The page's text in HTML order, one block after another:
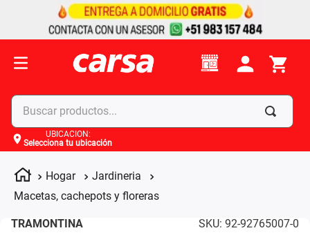
Buscar productos...
UBICACIÓN:
Selecciona tu ubicación
Hogar
Jardineria
Macetas, cachepots y floreras
TRAMONTINA SKU: 92-92765007-0
Términos más buscados
2.
moto
3.
laptop